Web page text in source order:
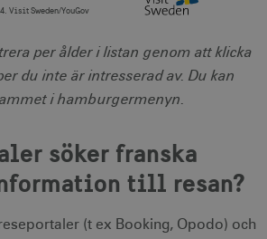
Visit Sweden/YouGov
per ålder i listan genom att klicka
du inte är intresserad av. Du kan
i hamburgermenyn.
söker franska
till resan?
(t ex Booking, Opodo) och